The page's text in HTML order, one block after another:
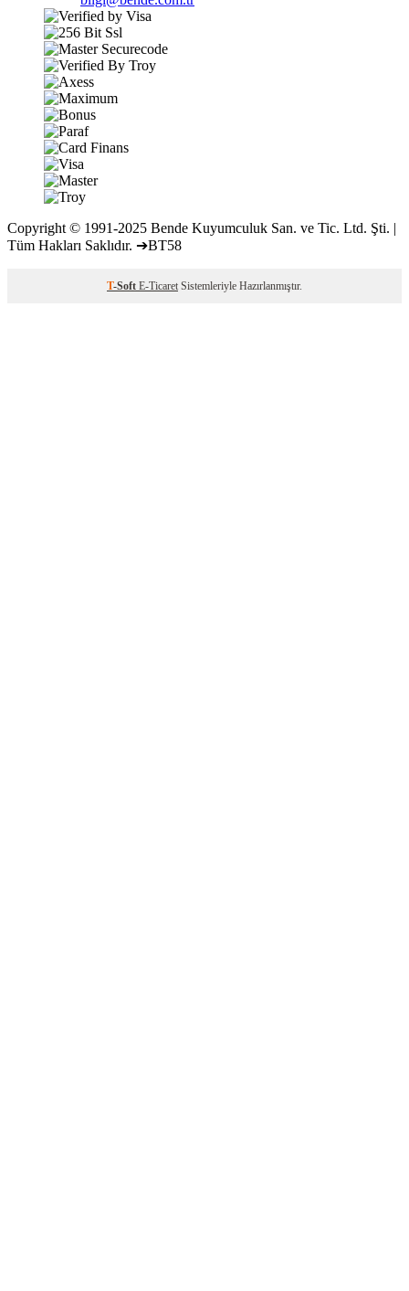
Copyright © 1991-2025 Bende Kuyumculuk San. ve Tic. Ltd. Şti. |
Tüm Hakları Saklıdır. ➔BT58
T-Soft E-Ticaret Sistemleriyle Hazırlanmıştır.